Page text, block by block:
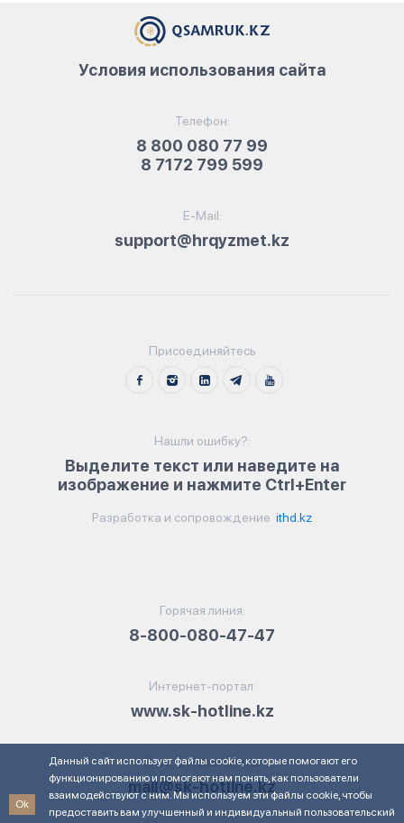
Телефон:
8 800 080 77 99
8 7172 799 599
E-Mail:
support@hrqyzmet.kz
Условия использования сайта
Присоединяйтесь
Нашли ошибку?:
Выделите текст или наведите на
изображение и нажмите Ctrl+Enter
Разработка и сопровождение ithd.kz
Горячая линия:
8-800-080-47-47
Интернет-портал:
www.sk-hotline.kz
Электронная почта:
mail@sk-hotline.kz
Ok
Данный сайт использует файлы cookie, которые помогают его
функционированию и помогают нам понять, как пользователи
взаимодействуют с ним. Мы используем эти файлы cookie, чтобы
предоставить вам улучшенный и индивидуальный пользовательский